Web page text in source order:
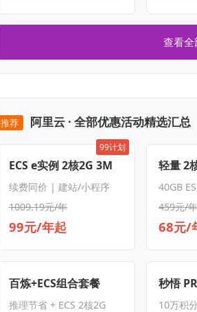
查看
推荐 阿里云 · 全部优惠活动精选汇总
99计划
ECS e实例 2核2G 3M
续费同价 | 建站/小程序
1009.19元/年
99元/年起
轻量 2
40GB
459元/年
68元/
百炼+ECS组合套餐
推理节省 + ECS 2核2G
秒悟
10万积